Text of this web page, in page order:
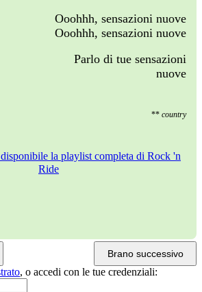
Ooohhh, sensazioni nuove
Ooohhh, sensazioni nuove
Parlo di tue sensazioni
nuove
** country
la playlist completa di Rock 'n
Ride
Brano successivo
, o accedi con le tue credenziali: